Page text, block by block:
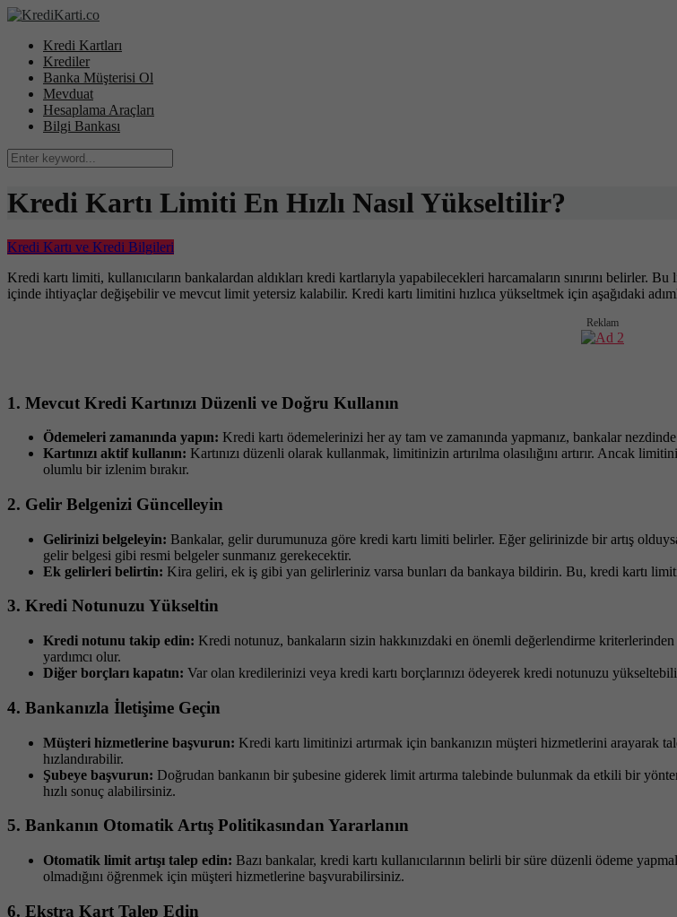
Kredi Kartları
Krediler
Banka Müşterisi Ol
Mevduat
Hesaplama Araçları
Bilgi Bankası
Kredi Kartı Limiti En Hızlı Nasıl Yükseltilir?
Kredi Kartı ve Kredi Bilgileri
Kredi kartı limiti, kullanıcıların bankalardan aldıkları kredi kartlarıyla yapabilecekleri harcamaların sınırını
içinde ihtiyaçlar değişebilir ve mevcut limit yetersiz kalabilir. Kredi kartı limitini hızlıca yükseltmek için aşağıdaki
Reklam
1. Mevcut Kredi Kartınızı Düzenli ve Doğru Kullanın
Ödemeleri zamanında yapın: Kredi kartı ödemelerinizi her ay tam ve zamanında yapmanız, bankalar
Kartınızı aktif kullanın: Kartınızı düzenli olarak kullanmak, limitinizin artırılma olasılığını artırır. Ancak
olumlu bir izlenim bırakır.
2. Gelir Belgenizi Güncelleyin
Gelirinizi belgeleyin: Bankalar, gelir durumunuza göre kredi kartı limiti belirler. Eğer gelirinizde bir artış
gelir belgesi gibi resmi belgeler sunmanız gerekecektir.
Ek gelirleri belirtin: Kira geliri, ek iş gibi yan gelirleriniz varsa bunları da bankaya bildirin. Bu, kredi kartı
3. Kredi Notunuzu Yükseltin
Kredi notunu takip edin: Kredi notunuz, bankaların sizin hakkınızdaki en önemli değerlendirme
yardımcı olur.
Diğer borçları kapatın: Var olan kredilerinizi veya kredi kartı borçlarınızı ödeyerek kredi notunuzu
4. Bankanızla İletişime Geçin
Müşteri hizmetlerine başvurun: Kredi kartı limitinizi artırmak için bankanızın müşteri hizmetlerini arayarak
hızlandırabilir.
Şubeye başvurun: Doğrudan bankanın bir şubesine giderek limit artırma talebinde bulunmak da etkili bir
hızlı sonuç alabilirsiniz.
5. Bankanın Otomatik Artış Politikasından Yararlanın
Otomatik limit artışı talep edin: Bazı bankalar, kredi kartı kullanıcılarının belirli bir süre düzenli ödeme
olmadığını öğrenmek için müşteri hizmetlerine başvurabilirsiniz.
6. Ekstra Kart Talep Edin